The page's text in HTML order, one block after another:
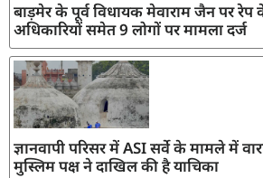
बाड़मेर के पूर्व विधायक मेवाराम जैन पर
अधिकारियों समेत 9 लोगों पर मामला दर्ज
ज्ञानवापी परिसर में ASI सर्वे के मामले में
मुस्लिम पक्ष ने दाखिल की है याचिका